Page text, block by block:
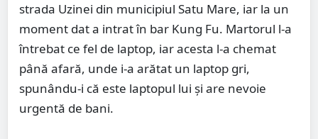
strada Uzinei din municipiul Satu Mare, iar la un
moment dat a intrat în bar Kung Fu. Martorul l-a
întrebat ce fel de laptop, iar acesta l-a chemat
până afară, unde i-a arătat un laptop gri,
spunându-i că este laptopul lui și are nevoie
urgentă de bani.